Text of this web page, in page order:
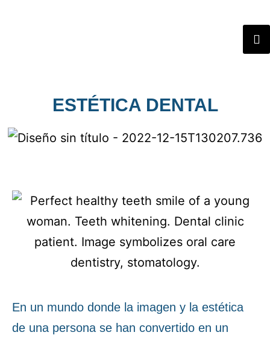
ESTÉTICA DENTAL
En un mundo donde la imagen y la estética
de una persona se han convertido en un